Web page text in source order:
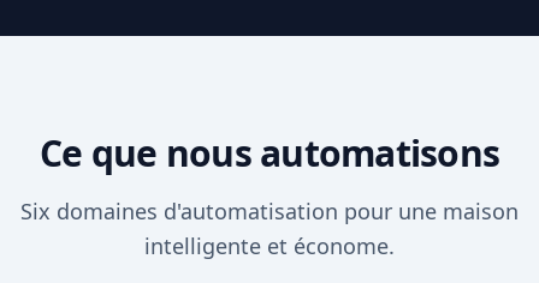
Ce que nous automatisons
Six domaines d'automatisation pour une maison
intelligente et économe.